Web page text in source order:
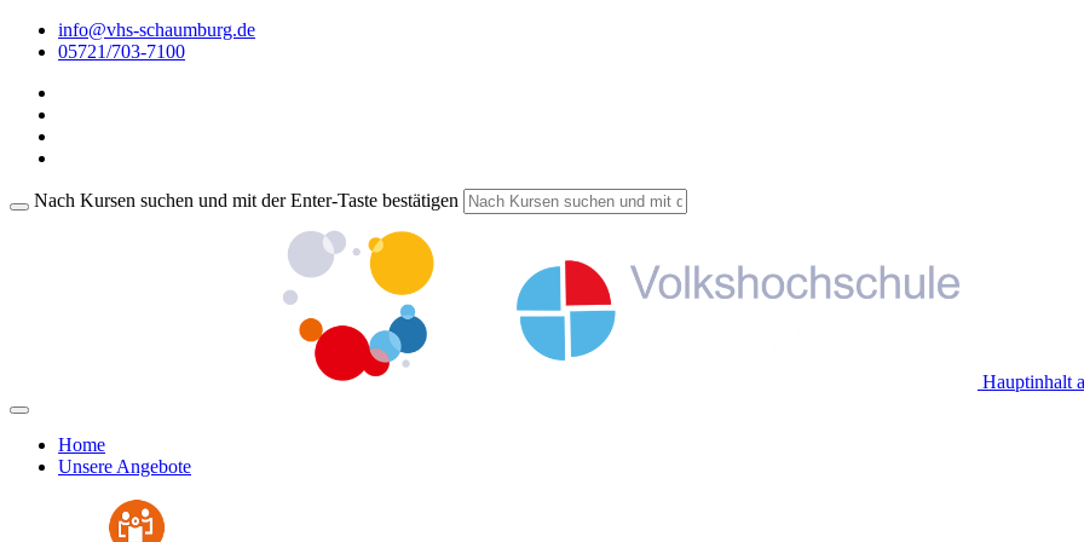
info@vhs-schaumburg.de
05721/703-7100
Nach Kursen suchen und mit der Enter-Taste bestätigen
Hauptinhalt
Home
Unsere Angebote